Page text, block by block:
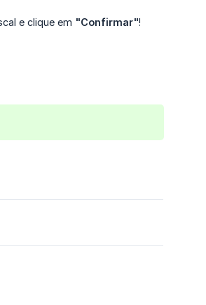
e clique em "Confirmar"!